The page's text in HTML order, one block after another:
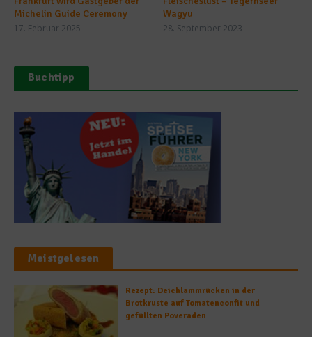
Michelin Guide Ceremony
17. Februar 2025
Wagyu
28. September 2023
Buchtipp
Meistgelesen
Rezept: Deichlammrücken in der
Brotkruste auf Tomatenconfit und
gefüllten Poveraden